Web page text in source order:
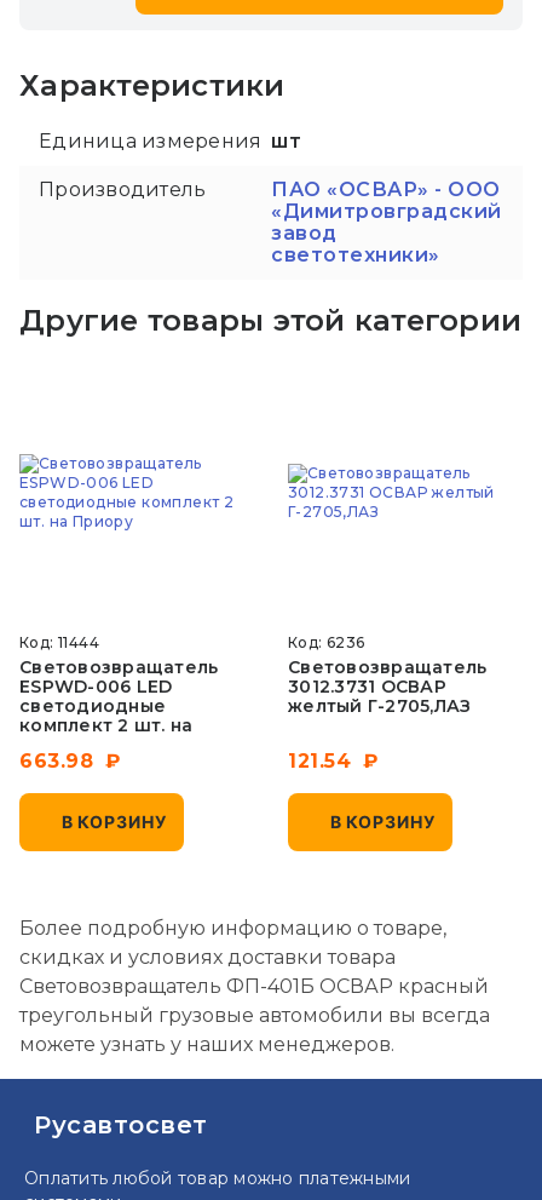
Характеристики
Единица измерения шт
Производитель
ПАО «ОСВАР» - ООО
«Димитровградский
завод
светотехники»
Другие товары этой категории
Код: 11444
Световозвращатель
ESPWD-006 LED
светодиодные
комплект 2 шт. на
663.98
В КОРЗИНУ
Код: 6236
Световозвращатель
3012.3731 ОСВАР
желтый Г-2705,ЛАЗ
121.54
В КОРЗИНУ
Более подробную информацию о товаре,
скидках и условиях доставки товара
Световозвращатель ФП-401Б ОСВАР красный
треугольный грузовые автомобили вы всегда
можете узнать у наших менеджеров.
Русавтосвет
Оплатить любой товар можно платежными